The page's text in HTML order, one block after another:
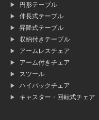
円形テーブル
伸長式テーブル
昇降式テーブル
収納付きテーブル
アームレスチェア
アーム付きチェア
スツール
ハイバックチェア
キャスター・回転式チェア